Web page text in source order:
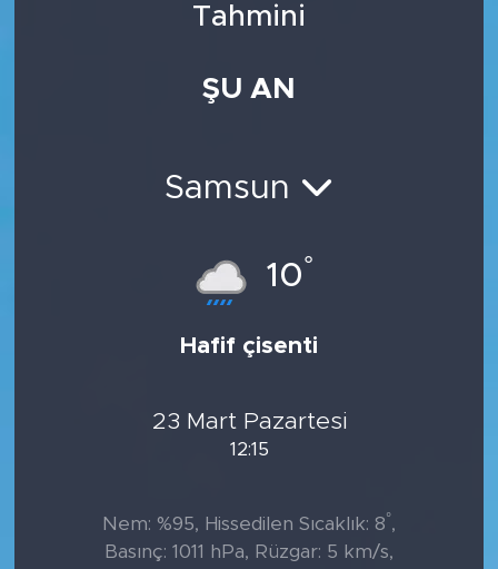
Tahmini
ŞU AN
Samsun
10°
Hafif çisenti
23 Mart Pazartesi
12:15
Nem: %95, Hissedilen Sıcaklık: 8°,
Basınç: 1011 hPa, Rüzgar: 5 km/s,
Son Dakika Haberleri